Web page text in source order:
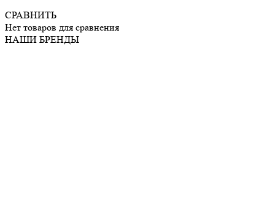
СРАВНИТЬ
Нет товаров для сравнения
НАШИ БРЕНДЫ